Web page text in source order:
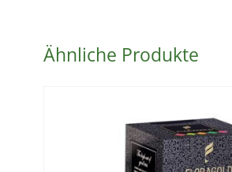
Ähnliche Produkte